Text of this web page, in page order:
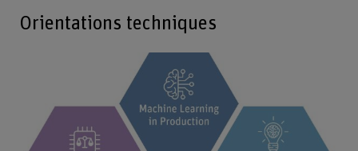
Orientations techniques